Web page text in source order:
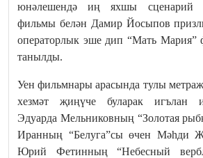
юнәлешендә иң яхшы сценарий
фильмы белән Дамир Йосыпов
операторлык эше дип “Мать Мария”
танылды.
Уен фильмнары арасында тулы
хезмәт җиңүче буларак игълан
Эдуарда Мельниковның “Золотая
Иранның “Белуга”сы өчен Мәһди
Юрий Фетинның “Небесный